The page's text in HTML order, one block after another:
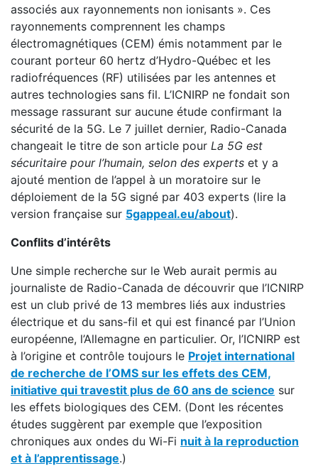
associés aux rayonnements non ionisants ». Ces
rayonnements comprennent les champs
électromagnétiques (CEM) émis notamment par le
courant porteur 60 hertz d’Hydro-Québec et les
radiofréquences (RF) utilisées par les antennes et
autres technologies sans fil. L’ICNIRP ne fondait son
message rassurant sur aucune étude confirmant la
sécurité de la 5G. Le 7 juillet dernier, Radio-Canada
changeait le titre de son article pour La 5G est
sécuritaire pour l’humain, selon des experts et y a
ajouté mention de l’appel à un moratoire sur le
déploiement de la 5G signé par 403 experts (lire la
version française sur 5gappeal.eu/about).
Conflits d’intérêts
Une simple recherche sur le Web aurait permis au
journaliste de Radio-Canada de découvrir que l’ICNIRP
est un club privé de 13 membres liés aux industries
électrique et du sans-fil et qui est financé par l’Union
européenne, l’Allemagne en particulier. Or, l’ICNIRP est
à l’origine et contrôle toujours le Projet international
de recherche de l’OMS sur les effets des CEM,
initiative qui travestit plus de 60 ans de science sur
les effets biologiques des CEM. (Dont les récentes
études suggèrent par exemple que l’exposition
chroniques aux ondes du Wi-Fi nuit à la reproduction
et à l’apprentissage.)